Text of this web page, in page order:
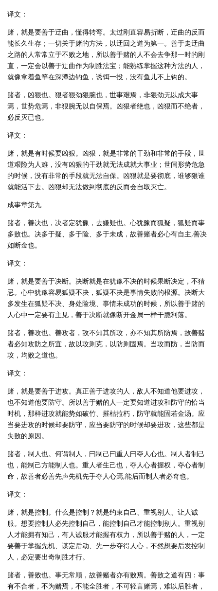
译文：
赌，就是要善于迂曲，懂得转弯。太过刚直容易折断，迂曲的反而
能长久生存；一切关于赌的方法，以迂回之道为第一。善于走迂曲
之路的人常常立于不败之地，所以善于赌的人不会去争那一时的刚
直，一定会以善于迂曲作为制胜法宝；能熟练掌握这种方法的人，
就像拿着鱼竿在深潭边钓鱼，诱饵一投，没有鱼儿不上钩的。
赌者，凶狠也。狠者狠劲狠腕也，世事艰焉，非狠劲无以成大事
焉，世势危焉，非狠腕无以自保焉。凶狠者绝也，凶狠而不绝者，
必反灭已也。
译文：
赌，就是有时候要凶狠。凶狠，就是非常的干劲和非常的手段，世
道艰险为人难，没有凶狠的干劲就无法成就大事业；世间形势危急
的时候，没有非常的手段就无法自保。凶狠就是要彻底，谁够狠谁
就能活下去。凶狠却无法做到彻底的反而会自取灭亡。
成事章第九
赌者，善决也，决者定犹豫，去嫌疑也。心犹豫而狐疑，狐疑而事
多败也。决多于疑、多于险、多于未成，故善赌者必心有自主,善决
如断金也。
译文：
赌，就是要善于决断。决断就是在犹豫不决的时候果断决定，不猜
忌。心中犹豫容易狐疑不决，狐疑不决是事情失败的根源。决断大
多发生在狐疑不决、身处险境、事情未成功的时候，所以善于赌的
人心中一定要有主见，善于决断就像断开金属一样干脆利落。
赌者，善攻也。善攻者，敌不知其所攻，亦不知其所防焉，故善赌
者必知攻防之所宜，故以攻则克，以防则固焉。当攻而防，当防而
攻，均败之道也。
译文：
赌，就是要善于进攻。真正善于进攻的人，敌人不知道他要进攻，
也不知道他要防守。所以善于赌的人一定要知道进攻和防守的恰当
时机，那样进攻就能势如破竹、摧枯拉朽，防守就能固若金汤。应
当要进攻的时候却要防守，应当要防守的时候却要进攻，这些都是
失败的原因。
赌者，制人也。何谓制人，曰制己曰重人曰夺人心也。制人者制己
也，能制己方能制人也。重人者生己也，夺人心者握权，夺心者制
命，故善者必善先声先机先手夺人心焉,能后而制人者必奇也。
译文：
赌，就是控制。什么是控制？就是约束自己、重视别人、让人诚
服。想要控制人必先控制自己，能控制自己才能控制别人。重视别
人才能拥有知己，有人诚服才能握有权力，所以善于赌的人，一定
要善于掌握先机、谋定后动、先一步夺得人心，不然想要后发控制
人，必定要出奇制胜才行。
赌者，善败也。事无常顺，故善赌者亦有败焉。善败之道有四：事
有不合者，不为赌焉，不能全胜者，不可轻言赌焉，难以后胜者，